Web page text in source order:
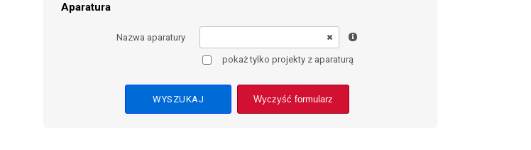
Aparatura
Nazwa aparatury
pokaż tylko projekty z aparaturą
Wyczyść formularz